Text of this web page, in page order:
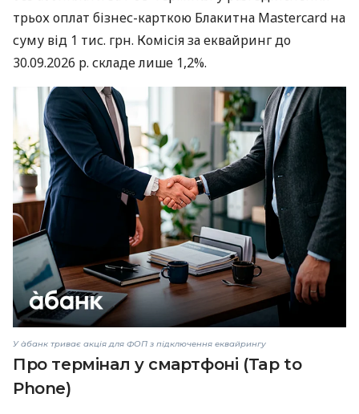
трьох оплат бізнес-карткою Блакитна Mastercard на
суму від 1 тис. грн. Комісія за еквайринг до
30.09.2026 р. складе лише 1,2%.
У àбанк триває акція для ФОП з підключення еквайрингу
Про термінал у смартфоні (Tap to
Phone)